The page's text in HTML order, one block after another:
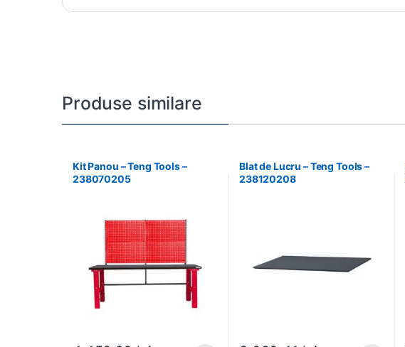
Produse similare
Kit Panou – Teng Tools –
238070205
Blat de Lucru – Teng Tools –
238120208